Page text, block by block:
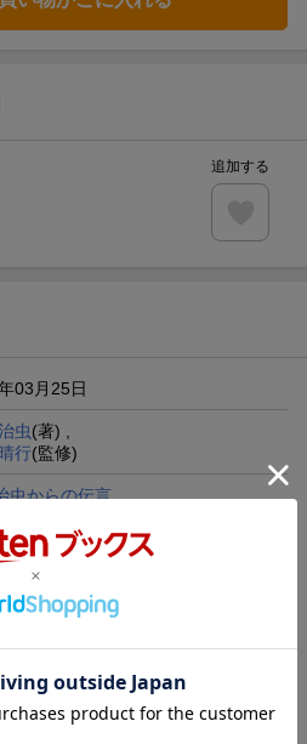
追加する
03月25日
虫(著) ,
行(監修)
虫からの伝言